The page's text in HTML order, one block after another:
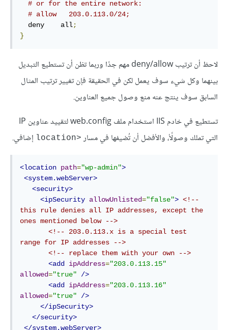
# or for the entire network:
# allow   203.0.113.0/24;
  deny    all
;
}
لاحظ أن ترتيب deny/allow مهم جدًا وربما تظن أن تستطيع التبديل
بينهما وكل شيء سوف يعمل لكن في الحقيقة فإن تغيير ترتيب المثال
السابق سوف ينتج عنه منع وصول جميع العناوين.
تستطيع في خادم IIS استخدام ملف web.config لتقييد عناوين IP
التي تملك وصولًأ، والأفضل أن تُضيفها في مسار <location إضافي.
<location path="wp-admin">
<system.webServer>
<security>
<ipSecurity allowUnlisted="false"> <!--
this rule denies all IP addresses, except the
ones mentioned below -->
<!-- 203.0.113.x is a special test
range for IP addresses -->
<!-- replace them with your own -->
<add ipAddress="203.0.113.15"
allowed="true"
/>
<add ipAddress="203.0.113.16"
allowed="true"
/>
</ipSecurity>
</security>
</system.webServer>